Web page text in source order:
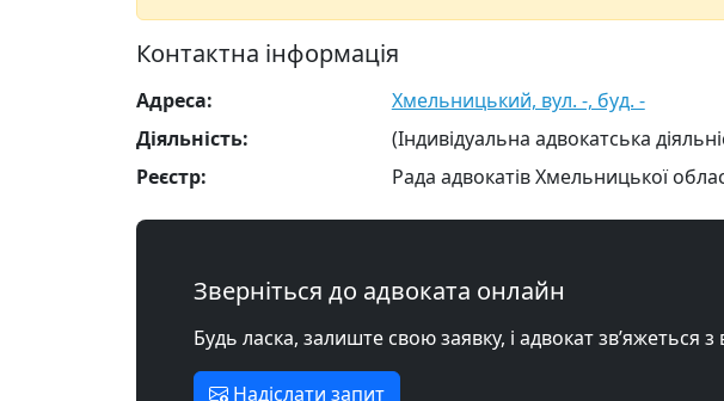
Контактна інформація
Адреса:
Хмельницький, вул. -, буд. -
Діяльність:
(Індивідуальна адвокатська
Реєстр:
Рада адвокатів Хмельницької
Зверніться до адвоката онлайн
Будь ласка, залиште свою заявку, і адвокат зв’яжеться
Надіслати запит